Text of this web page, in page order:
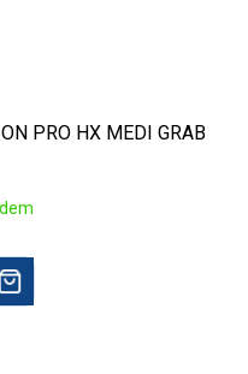
PRO HX MEDI GRAB